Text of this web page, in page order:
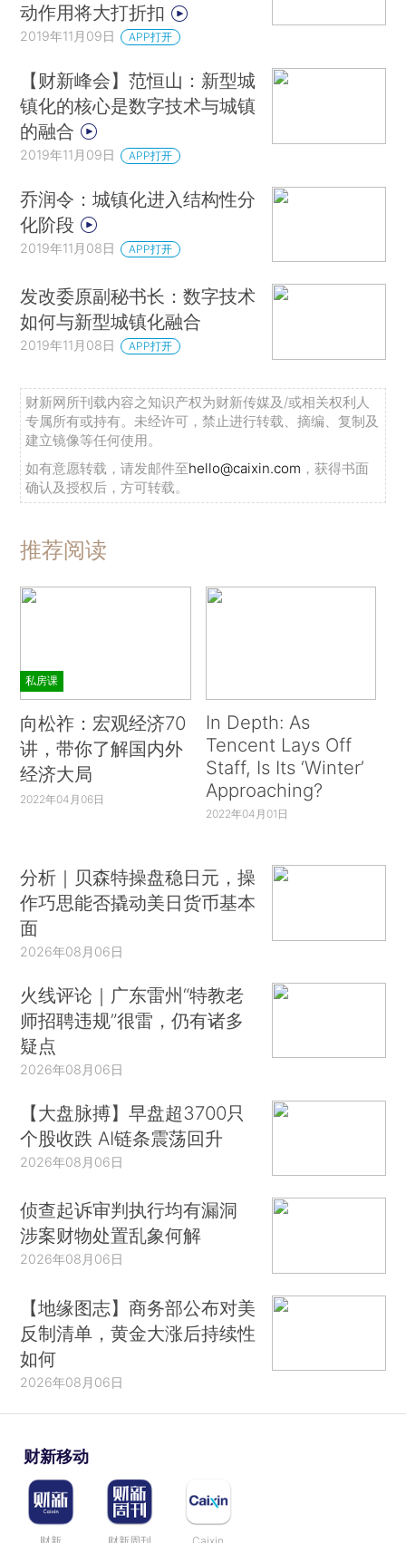
动作用将大打折扣
2019年11月09日 APP打开
【财新峰会】范恒山：新型城
镇化的核心是数字技术与城镇
的融合
2019年11月09日 APP打开
乔润令：城镇化进入结构性分
化阶段
2019年11月08日 APP打开
发改委原副秘书长：数字技术
如何与新型城镇化融合
2019年11月08日 APP打开
财新网所刊载内容之知识产权为财新传媒及/或相关权利人
专属所有或持有。未经许可，禁止进行转载、摘编、复制及
建立镜像等任何使用。
如有意愿转载，请发邮件至hello@caixin.com ，获得书面
确认及授权后，方可转载。
推荐阅读
私房课
向松祚：宏观经济70
讲，带你了解国内外
经济大局
2022年04月06日
In Depth: As
Tencent Lays Off
Staff, Is Its ‘Winter’
Approaching?
2022年04月01日
分析｜贝森特操盘稳日元，操
作巧思能否撬动美日货币基本
面
2026年08月06日
火线评论｜广东雷州“特教老
师招聘违规”很雷，仍有诸多
疑点
2026年08月06日
【大盘脉搏】早盘超3700只
个股收跌 AI链条震荡回升
2026年08月06日
侦查起诉审判执行均有漏洞
涉案财物处置乱象何解
2026年08月06日
【地缘图志】商务部公布对美
反制清单，黄金大涨后持续性
如何
2026年08月06日
财新移动